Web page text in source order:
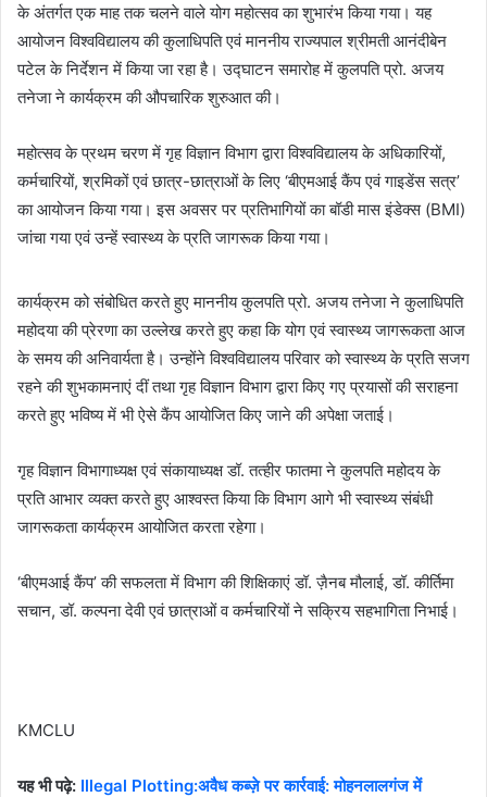
के अंतर्गत एक माह तक चलने वाले योग महोत्सव का शुभारंभ किया गया। यह
आयोजन विश्वविद्यालय की कुलाधिपति एवं माननीय राज्यपाल श्रीमती आनंदीबेन
पटेल के निर्देशन में किया जा रहा है। उद्घाटन समारोह में कुलपति प्रो. अजय
तनेजा ने कार्यक्रम की औपचारिक शुरुआत की।
महोत्सव के प्रथम चरण में गृह विज्ञान विभाग द्वारा विश्वविद्यालय के अधिकारियों,
कर्मचारियों, श्रमिकों एवं छात्र-छात्राओं के लिए ‘बीएमआई कैंप एवं गाइडेंस सत्र’
का आयोजन किया गया। इस अवसर पर प्रतिभागियों का बॉडी मास इंडेक्स (BMI)
जांचा गया एवं उन्हें स्वास्थ्य के प्रति जागरूक किया गया।
कार्यक्रम को संबोधित करते हुए माननीय कुलपति प्रो. अजय तनेजा ने कुलाधिपति
महोदया की प्रेरणा का उल्लेख करते हुए कहा कि योग एवं स्वास्थ्य जागरूकता आज
के समय की अनिवार्यता है। उन्होंने विश्वविद्यालय परिवार को स्वास्थ्य के प्रति सजग
रहने की शुभकामनाएं दीं तथा गृह विज्ञान विभाग द्वारा किए गए प्रयासों की सराहना
करते हुए भविष्य में भी ऐसे कैंप आयोजित किए जाने की अपेक्षा जताई।
गृह विज्ञान विभागाध्यक्ष एवं संकायाध्यक्ष डॉ. तत्हीर फातमा ने कुलपति महोदय के
प्रति आभार व्यक्त करते हुए आश्वस्त किया कि विभाग आगे भी स्वास्थ्य संबंधी
जागरूकता कार्यक्रम आयोजित करता रहेगा।
‘बीएमआई कैंप’ की सफलता में विभाग की शिक्षिकाएं डॉ. ज़ैनब मौलाई, डॉ. कीर्तिमा
सचान, डॉ. कल्पना देवी एवं छात्राओं व कर्मचारियों ने सक्रिय सहभागिता निभाई।
KMCLU
यह भी पढ़े: Illegal Plotting:अवैध कब्ज़े पर कार्रवाई: मोहनलालगंज में